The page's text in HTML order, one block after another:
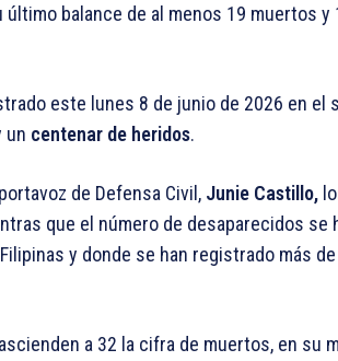
balance de al menos 19 muertos y
este lunes 8 de junio de 2026 en el
un centenar de heridos.
de Defensa Civil, Junie Castillo,
que el número de desaparecidos se
y donde se han registrado más
a 32 la cifra de muertos, en su